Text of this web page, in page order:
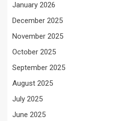
January 2026
December 2025
November 2025
October 2025
September 2025
August 2025
July 2025
June 2025